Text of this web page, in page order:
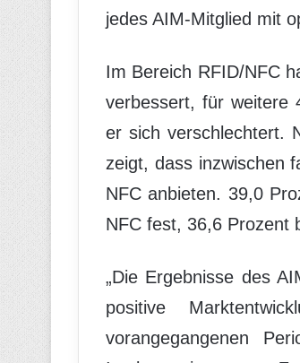
jedes AIM-Mitglied mit
Im Bereich RFID/NFC
verbessert, für weitere
er sich verschlechtert.
zeigt, dass inzwischen
NFC anbieten. 39,0
NFC fest, 36,6 Prozent
„Die Ergebnisse des
positive
vorangegangenen